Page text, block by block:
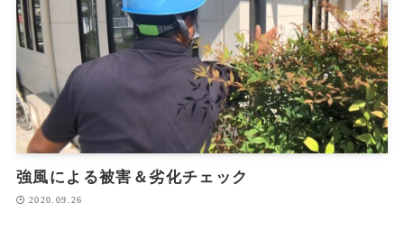
強風による被害＆劣化チェック
2020.09.26